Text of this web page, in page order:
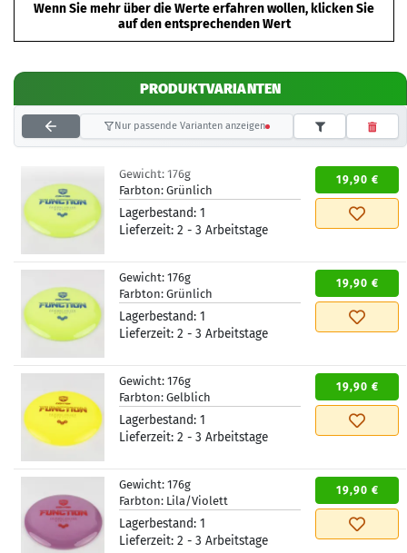
Wenn Sie mehr über die Werte erfahren wollen, klicken Sie
auf den entsprechenden Wert
PRODUKTVARIANTEN
Nur passende Varianten anzeigen
Gewicht: 176g
Farbton: Grünlich
Lagerbestand: 1
Lieferzeit: 2 - 3 Arbeitstage
19,90 €
Gewicht: 176g
Farbton: Grünlich
Lagerbestand: 1
Lieferzeit: 2 - 3 Arbeitstage
19,90 €
Gewicht: 176g
Farbton: Gelblich
Lagerbestand: 1
Lieferzeit: 2 - 3 Arbeitstage
19,90 €
Gewicht: 176g
Farbton: Lila/Violett
Lagerbestand: 1
Lieferzeit: 2 - 3 Arbeitstage
19,90 €